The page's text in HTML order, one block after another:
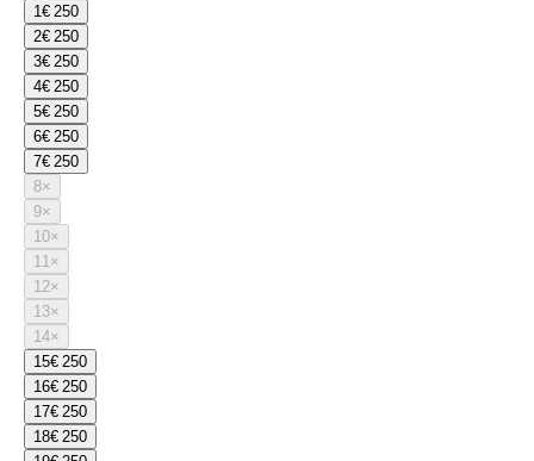
1€ 250
2€ 250
3€ 250
4€ 250
5€ 250
6€ 250
7€ 250
8×
9×
10×
11×
12×
13×
14×
15€ 250
16€ 250
17€ 250
18€ 250